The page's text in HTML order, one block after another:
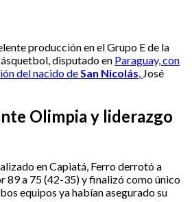
producción en el Grupo E de la
disputado en Paraguay, con
del nacido deSan Nicolás, José
Olimpia y liderazgo
en Capiatá, Ferro derrotó a
89 a 75 (42-35) y finalizó como único
equipos ya habían asegurado su